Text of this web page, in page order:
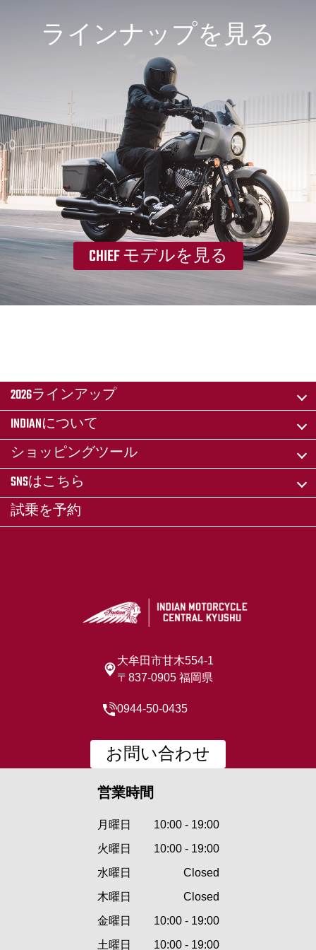
ラインナップを見る
CHIEF モデルを見る
2026ラインアップ
INDIANについて
ショッピングツール
SNSはこちら
試乗を予約
大牟田市甘木554-1
〒837-0905 福岡県
0944-50-0435
お問い合わせ
営業時間
月曜日
10:00 - 19:00
火曜日
10:00 - 19:00
水曜日
Closed
木曜日
Closed
金曜日
10:00 - 19:00
土曜日
10:00 - 19:00